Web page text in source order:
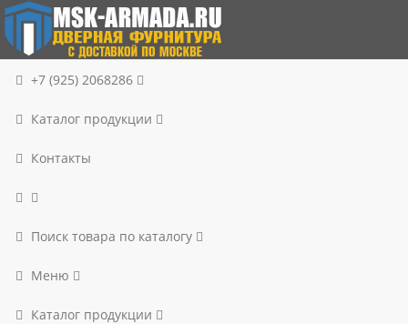
+7 (925) 2068286
Каталог продукции
Контакты
Поиск товара по каталогу
Меню
Каталог продукции